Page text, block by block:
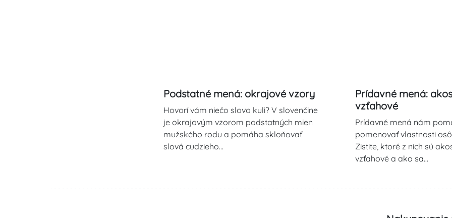
Podstatné mená: okrajové vzory
Hovorí vám niečo slovo kuli? V slovenčine
je okrajovým vzorom podstatných mien
mužského rodu a pomáha skloňovať
slová cudzieho…
Prídavné mená:
vzťahové
Prídavné mená nám
pomenovať vlastnosti
Zistite, ktoré z nich sú
vzťahové a ako sa…